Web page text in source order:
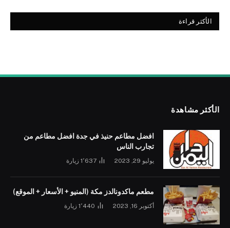
الأكثر قراءة
الأكثر مشاهدة
افضل مطاعم حنيذ في جدة افضل مطاعم من
تجارب الناس
يوليو 29, 2023 1٬637 زيارة
مطعم ماكدونالدز مكة (المنيو + الأسعار + الموقع)
أكتوبر 16, 2023 1٬440 زيارة